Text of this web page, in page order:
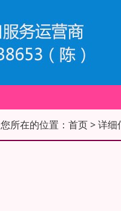
您所在的位置： 首页> 详细